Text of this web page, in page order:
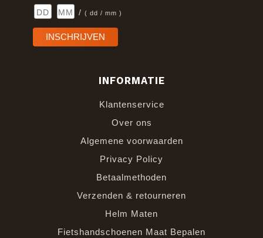
/ ( dd / mm )
INFORMATIE
Klantenservice
Over ons
Algemene voorwaarden
Privacy Policy
Betaalmethoden
Verzenden & retourneren
Helm Maten
Fietshandschoenen Maat Bepalen